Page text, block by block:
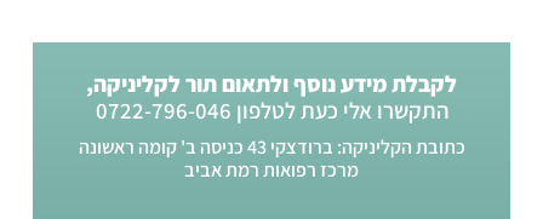
לקבלת מידע נוסף ולתאום תור לקליניקה,
התקשרו אלי כעת לטלפון 0722-796-046
כתובת הקליניקה: ברודצקי 43 כניסה ב' קומה ראשונה
מרכז רפואות רמת אביב